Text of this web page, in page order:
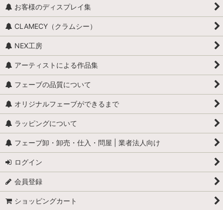
お客様のディスプレイ集
CLAMECY（クラムシー）
NEX工房
アーティストによる作品集
フェーブの品質について
オリジナルフェーブができるまで
ラッピングについて
フェーブ卸・卸売・仕入・問屋 | 業者法人向け
ログイン
会員登録
ショッピングカート